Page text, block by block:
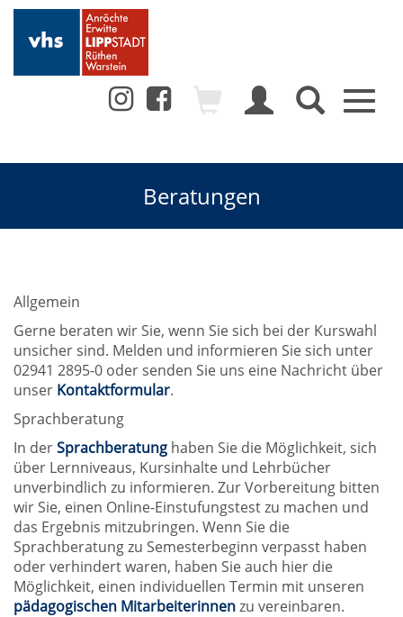
Toggle
Beratungen
Allgemein
Gerne beraten wir Sie, wenn Sie sich bei der Kurswahl
unsicher sind. Melden und informieren Sie sich unter
02941 2895-0 oder senden Sie uns eine Nachricht über
unser Kontaktformular.
Sprachberatung
In derSprachberatung haben Sie die Möglichkeit, sich
über Lernniveaus, Kursinhalte und Lehrbücher
unverbindlich zu informieren. Zur Vorbereitung bitten
wir Sie, einen Online-Einstufungstest zu machen und
das Ergebnis mitzubringen. Wenn Sie die
Sprachberatung zu Semesterbeginn verpasst haben
oder verhindert waren, haben Sie auch hier die
Möglichkeit, einen individuellen Termin mit unseren
pädagogischen Mitarbeiterinnenzu vereinbaren.